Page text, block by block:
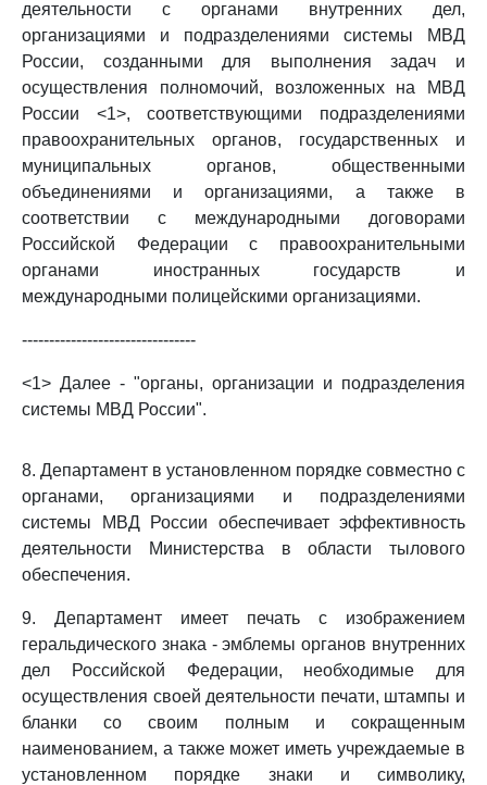
деятельности с органами внутренних дел,
организациями и подразделениями системы МВД
России, созданными для выполнения задач и
осуществления полномочий, возложенных на МВД
России <1>, соответствующими подразделениями
правоохранительных органов, государственных и
муниципальных органов, общественными
объединениями и организациями, а также в
соответствии с международными договорами
Российской Федерации с правоохранительными
органами иностранных государств и
международными полицейскими организациями.
--------------------------------
<1> Далее - "органы, организации и подразделения
системы МВД России".
8. Департамент в установленном порядке совместно с
органами, организациями и подразделениями
системы МВД России обеспечивает эффективность
деятельности Министерства в области тылового
обеспечения.
9. Департамент имеет печать с изображением
геральдического знака - эмблемы органов внутренних
дел Российской Федерации, необходимые для
осуществления своей деятельности печати, штампы и
бланки со своим полным и сокращенным
наименованием, а также может иметь учреждаемые в
установленном порядке знаки и символику,